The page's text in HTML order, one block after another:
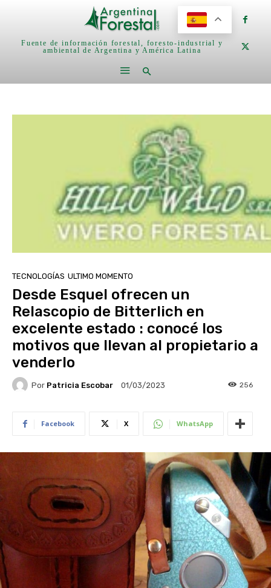
Fuente de información forestal, foresto-industrial y
ambiental de Argentina y América Latina
TECNOLOGÍAS ULTIMO MOMENTO
Desde Esquel ofrecen un
Relascopio de Bitterlich en
excelente estado : conocé los
motivos que llevan al propietario a
venderlo
Por Patricia Escobar 01/03/2023 256
Facebook X WhatsApp